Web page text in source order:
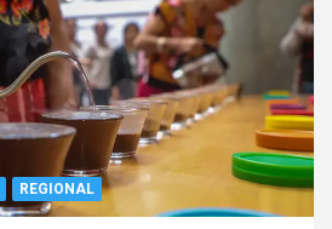
REGIONAL